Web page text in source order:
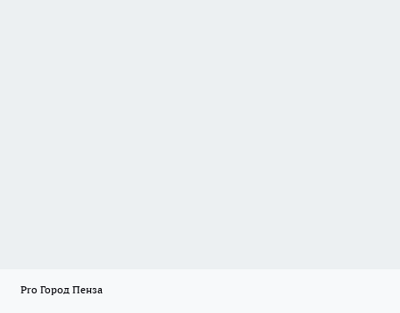
Pro Город Пенза